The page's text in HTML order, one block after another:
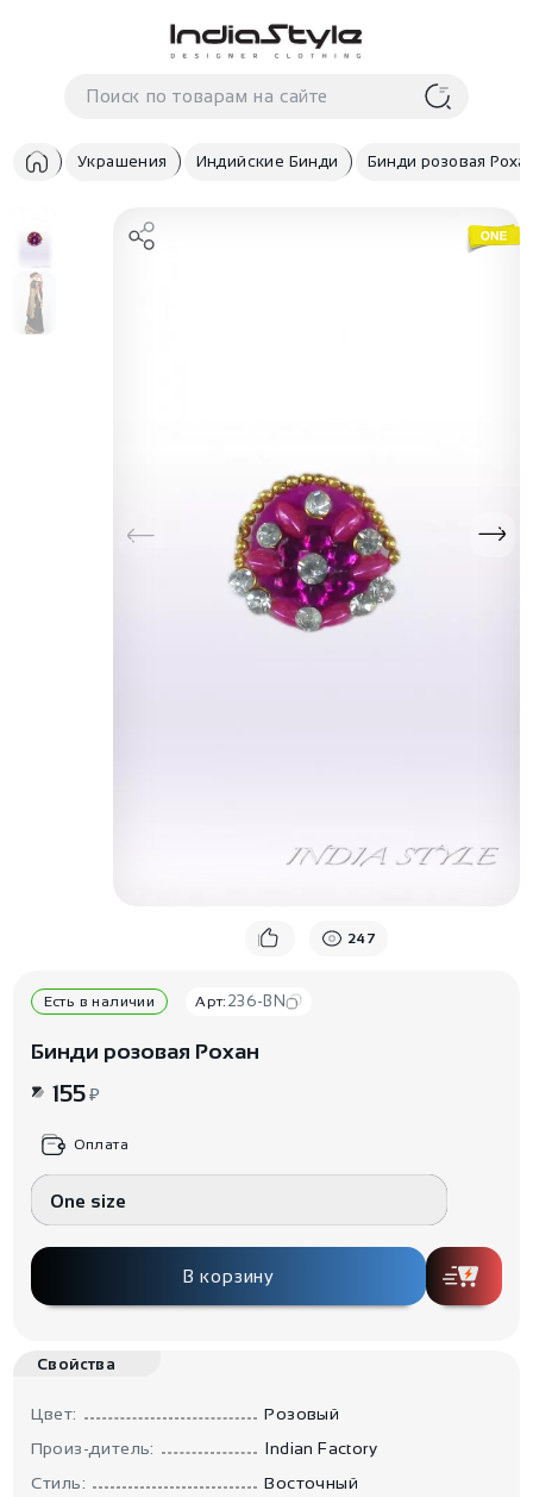
Корзина
В корзиненеттоваров
Украшения Индийские Бинди Бинди розовая
247
Есть в наличии Арт: 236-BN
Бинди розовая Рохан
155₽
Оплата
One size
В корзину
Свойства
Цвет:
Розовый
Произ-дитель:
Indian Factory
Стиль:
Восточный